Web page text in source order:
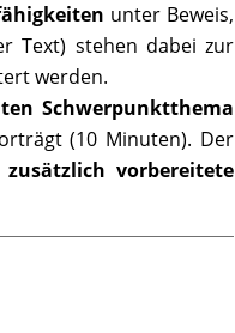
unter Beweis,
Text) stehen dabei zur
werden.
Schwerpunktthema
(10 Minuten). Der
zusätzlich vorbereitete